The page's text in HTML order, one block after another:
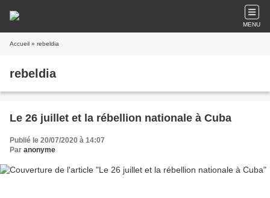
MENU
Accueil » rebeldia
rebeldia
Le 26 juillet et la rébellion nationale à Cuba
Publié le 20/07/2020 à 14:07
Par anonyme